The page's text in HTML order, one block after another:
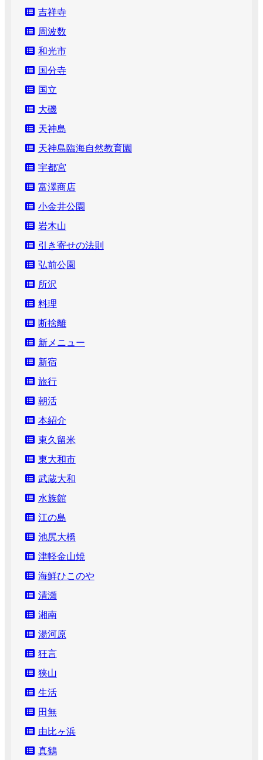
吉祥寺
周波数
和光市
国分寺
国立
大磯
天神島
天神島臨海自然教育園
宇都宮
富澤商店
小金井公園
岩木山
引き寄せの法則
弘前公園
所沢
料理
断捨離
新メニュー
新宿
旅行
朝活
本紹介
東久留米
東大和市
武蔵大和
水族館
江の島
池尻大橋
津軽金山焼
海鮮ひこのや
清瀬
湘南
湯河原
狂言
狭山
生活
田無
由比ヶ浜
真鶴